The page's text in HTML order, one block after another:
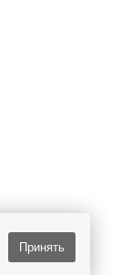
Принять